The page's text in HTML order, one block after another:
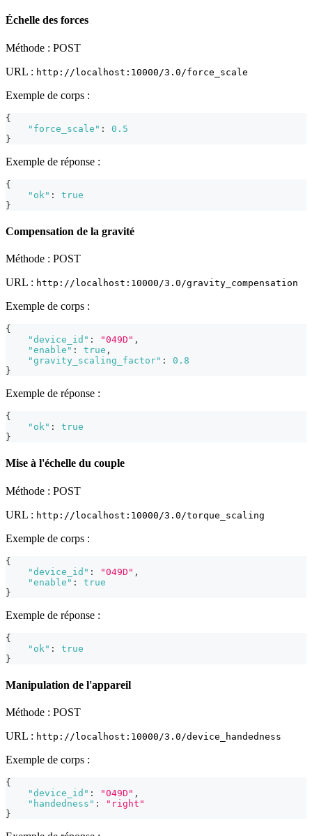
Échelle des forces
Méthode : POST
URL : http://localhost:10000/3.0/force_scale
Exemple de corps :
{
"force_scale" :
0.5
}
Exemple de réponse :
{
"ok" :
true
}
Compensation de la gravité
Méthode : POST
URL : http://localhost:10000/3.0/gravity_compensation
Exemple de corps :
{
"device_id" : "049D" ,
"enable" : true ,
"gravity_scaling_factor" :
0.8
}
Exemple de réponse :
{
"ok" :
true
}
Mise à l'échelle du couple
Méthode : POST
URL : http://localhost:10000/3.0/torque_scaling
Exemple de corps :
{
"device_id" : "049D" ,
"enable" :
true
}
Exemple de réponse :
{
"ok" :
true
}
Manipulation de l'appareil
Méthode : POST
URL : http://localhost:10000/3.0/device_handedness
Exemple de corps :
{
"device_id" : "049D" ,
"handedness" :
"right"
}